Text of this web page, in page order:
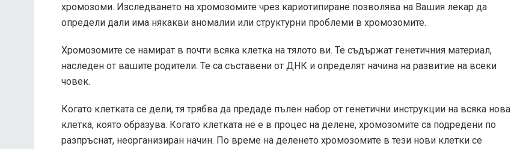
хромозоми. Изследването на хромозомите чрез кариотипиране позволява на Вашия лекар да
определи дали има някакви аномалии или структурни проблеми в хромозомите.
Хромозомите се намират в почти всяка клетка на тялото ви. Те съдържат генетичния материал,
наследен от вашите родители. Те са съставени от ДНК и определят начина на развитие на всеки
човек.
Когато клетката се дели, тя трябва да предаде пълен набор от генетични инструкции на всяка нова
клетка, която образува. Когато клетката не е в процес на делене, хромозомите са подредени по
разпръснат, неорганизиран начин. По време на деленето хромозомите в тези нови клетки се